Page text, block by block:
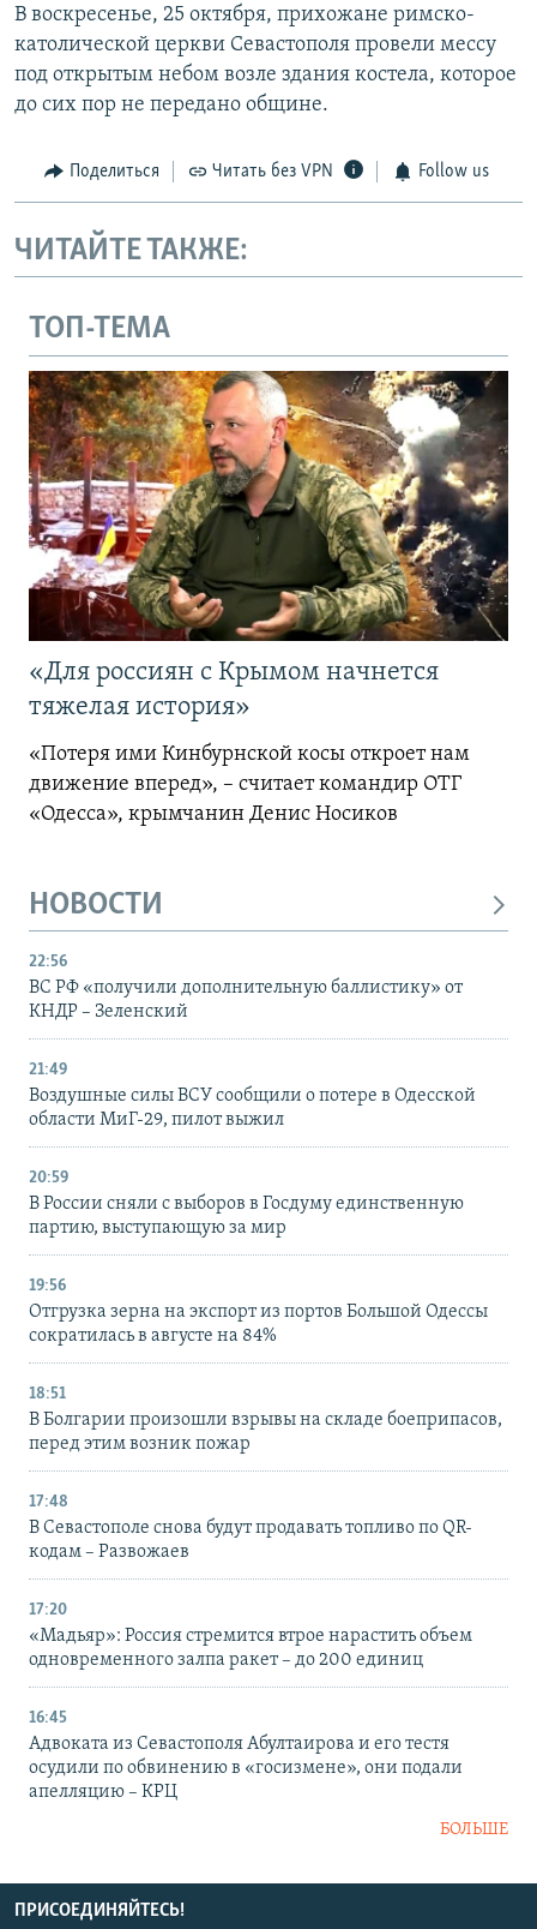
В воскресенье, 25 октября, прихожане римско-
католической церкви Севастополя провели мессу
под открытым небом возле здания костела, которое
до сих пор не передано общине.
Поделиться Читать без VPN Follow us
ЧИТАЙТЕ ТАКЖЕ:
ТОП-ТЕМА
«Для россиян с Крымом начнется
тяжелая история»
«Потеря ими Кинбурнской косы откроет нам
движение вперед», – считает командир ОТГ
«Одесса», крымчанин Денис Носиков
НОВОСТИ
22:56
ВС РФ «получили дополнительную баллистику» от
КНДР – Зеленский
21:49
Воздушные силы ВСУ сообщили о потере в Одесской
области МиГ-29, пилот выжил
20:59
В России сняли с выборов в Госдуму единственную
партию, выступающую за мир
19:56
Отгрузка зерна на экспорт из портов Большой Одессы
сократилась в августе на 84%
18:51
В Болгарии произошли взрывы на складе боеприпасов,
перед этим возник пожар
17:48
В Севастополе снова будут продавать топливо по QR-
кодам – Развожаев
17:20
«Мадьяр»: Россия стремится втрое нарастить объем
одновременного залпа ракет – до 200 единиц
16:45
Адвоката из Севастополя Абултаирова и его тестя
осудили по обвинению в «госизмене», они подали
апелляцию – КРЦ
БОЛЬШЕ
ПРИСОЕДИНЯЙТЕСЬ!